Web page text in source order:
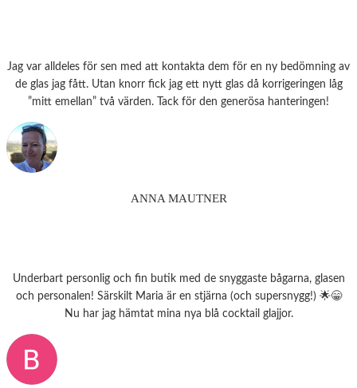
Jag var alldeles för sen med att kontakta dem för en ny bedömning av
de glas jag fått. Utan knorr fick jag ett nytt glas då korrigeringen låg
”mitt emellan” två värden. Tack för den generösa hanteringen!
ANNA MAUTNER
Underbart personlig och fin butik med de snyggaste bågarna, glasen
och personalen! Särskilt Maria är en stjärna (och supersnygg!) 🌟😁
Nu har jag hämtat mina nya blå cocktail glajjor.